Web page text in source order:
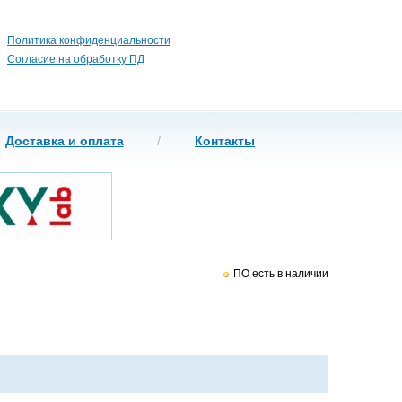
Политика конфиденциальности
Согласие на обработку ПД
Доставка и оплата / Контакты
ПО есть в наличии
XP/Vista) для